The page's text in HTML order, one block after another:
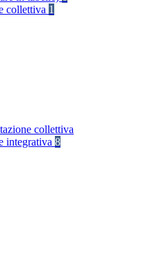
collettiva 1
collettiva
integrativa 8